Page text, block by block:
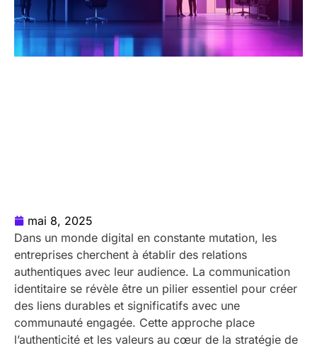
mai 8, 2025
Dans un monde digital en constante mutation, les
entreprises cherchent à établir des relations
authentiques avec leur audience. La communication
identitaire se révèle être un pilier essentiel pour créer
des liens durables et significatifs avec une
communauté engagée. Cette approche place
l’authenticité et les valeurs au cœur de la stratégie de